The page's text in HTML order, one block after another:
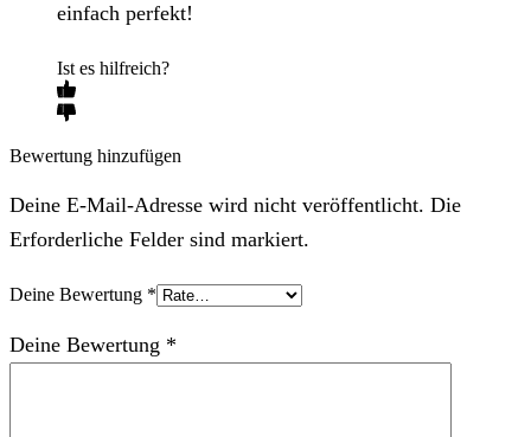
einfach perfekt!
Ist es hilfreich?
Bewertung hinzufügen
Deine E-Mail-Adresse wird nicht veröffentlicht. Die
Erforderliche Felder sind markiert.
Deine Bewertung *
Deine Bewertung *